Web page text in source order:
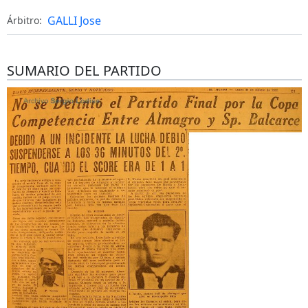
Árbitro: GALLI Jose
SUMARIO DEL PARTIDO